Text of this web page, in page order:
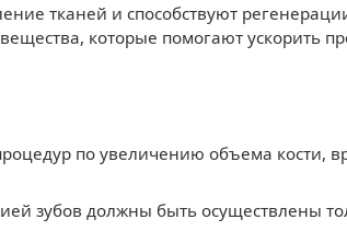
тканей и способствуют
которые помогают ускорить
по увеличению объема кости,
зубов должны быть осуществлены